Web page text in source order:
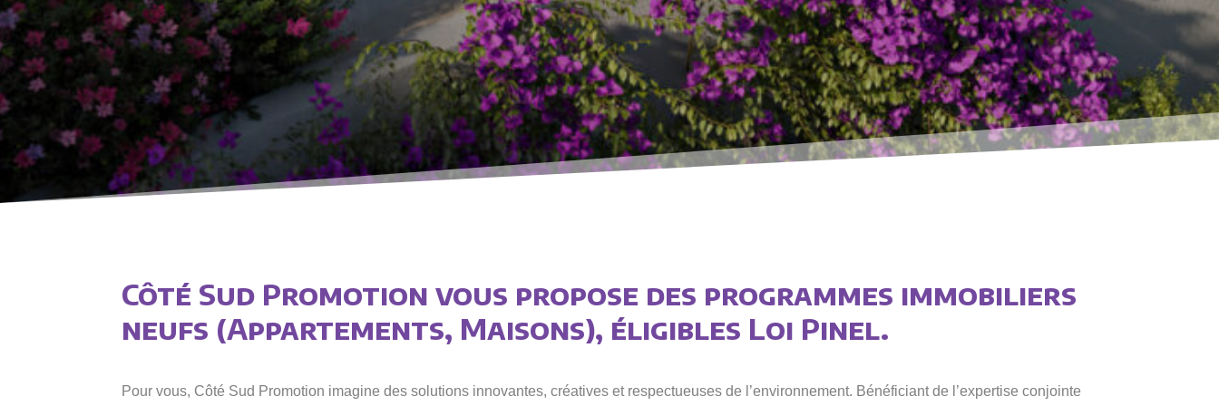
Côté Sud Promotion vous propose des programmes immobiliers
neufs (Appartements, Maisons), éligibles Loi Pinel.
Pour vous, Côté Sud Promotion imagine des solutions innovantes, créatives et respectueuses de l’environnement. Bénéficiant de l’expertise conjointe